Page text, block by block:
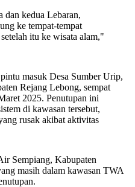
dan kedua Lebaran,
ke tempat-tempat
itu ke wisata alam,"
masuk Desa Sumber Urip,
Rejang Lebong, sempat
2025. Penutupan ini
di kawasan tersebut,
rusak akibat aktivitas
Sempiang, Kabupaten
masih dalam kawasan TWA